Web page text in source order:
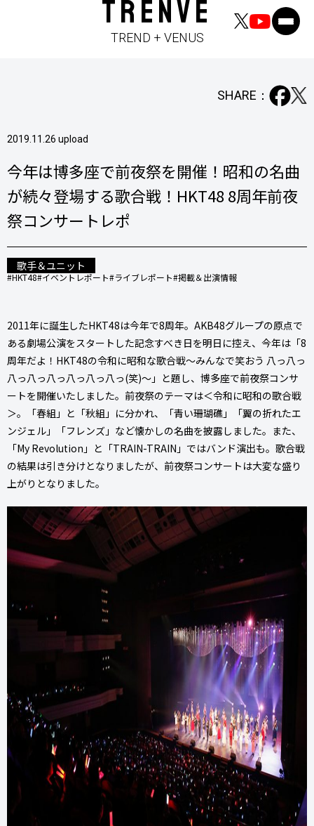
TRENVE
TREND + VENUS
2019.11.26 upload
SHARE：
今年は博多座で前夜祭を開催！昭和の名曲
が続々登場する歌合戦！HKT48 8周年前夜
祭コンサートレポ
歌手＆ユニット
#HKT48#イベントレポート#ライブレポート#掲載＆出演情報
2011年に誕生したHKT48は今年で8周年。AKB48グループの原点で
ある劇場公演をスタートした記念すべき日を明日に控え、今年は「8
周年だよ！HKT48の令和に昭和な歌合戦～みんなで笑おう 八っ八っ
八っ八っ八っ八っ八っ八っ(笑)～」と題し、博多座で前夜祭コンサ
ートを開催いたしました。前夜祭のテーマは＜令和に昭和の歌合戦
＞。「春組」と「秋組」に分かれ、「青い珊瑚礁」「翼の折れたエ
ンジェル」「フレンズ」など懐かしの名曲を披露しました。また、
「My Revolution」と「TRAIN-TRAIN」ではバンド演出も。歌合戦
の結果は引き分けとなりましたが、前夜祭コンサートは大変な盛り
上がりとなりました。